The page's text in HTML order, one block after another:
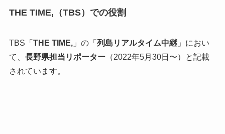
THE TIME,（TBS）での役割
TBS「 THE TIME,」の「 列島リアルタイム中継」におい
て、 長野県担当リポーター（2022年5月30日〜）と記載
されています。